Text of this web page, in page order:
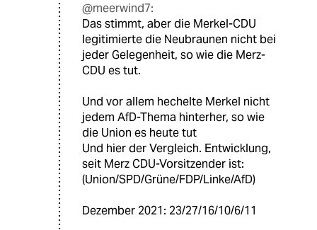
@meerwind7:
Das stimmt, aber die Merkel-CDU
legitimierte die Neubraunen nicht bei
jeder Gelegenheit, so wie die Merz-
CDU es tut.
Und vor allem hechelte Merkel nicht
jedem AfD-Thema hinterher, so wie
die Union es heute tut
Und hier der Vergleich. Entwicklung,
seit Merz CDU-Vorsitzender ist:
(Union/SPD/Grüne/FDP/Linke/AfD)
Dezember 2021: 23/27/16/10/6/11